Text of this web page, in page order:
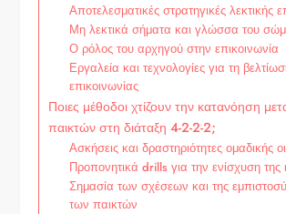
Αποτελεσματικές στρατηγικές λεκτικής
Μη λεκτικά σήματα και γλώσσα του
Ο ρόλος του αρχηγού στην επικοινωνία
Εργαλεία και τεχνολογίες για τη
επικοινωνίας
Ποιες μέθοδοι χτίζουν την κατανόηση
παικτών στη διάταξη 4-2-2-2;
Ασκήσεις και δραστηριότητες ομαδικής
Προπονητικά drills για την ενίσχυση
Σημασία των σχέσεων και της
των παικτών